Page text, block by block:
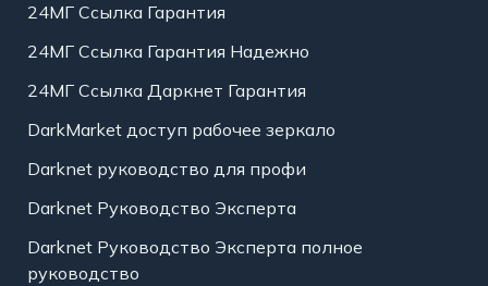
24МГ Ссылка Гарантия
24МГ Ссылка Гарантия Надежно
24МГ Ссылка Даркнет Гарантия
DarkMarket доступ рабочее зеркало
Darknet руководство для профи
Darknet Руководство Эксперта
Darknet Руководство Эксперта полное
руководство